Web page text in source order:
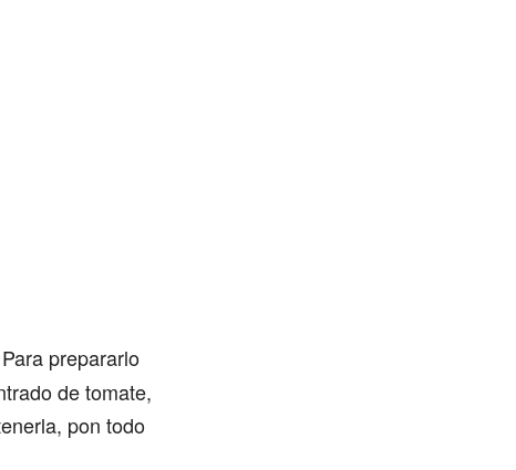
prepararlo
de tomate,
pon todo